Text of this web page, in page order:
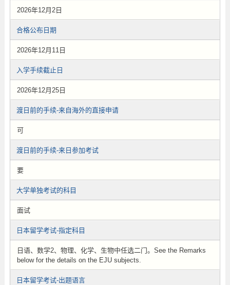
2026年12月2日
合格公布日期
2026年12月11日
入学手续截止日
2026年12月25日
渡日前的手续-来自海外的直接申请
可
渡日前的手续-来日参加考试
要
大学单独考试的科目
面试
日本留学考试-指定科目
日语、数学2、物理、化学、生物中任选二门。See the Remarks
below for the details on the EJU subjects.
日本留学考试-出题语言